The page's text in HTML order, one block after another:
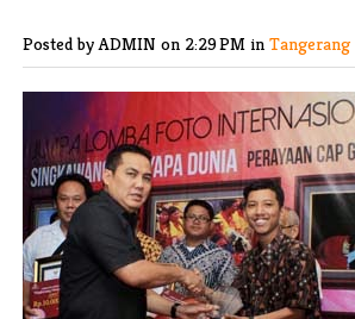
Posted by ADMIN on 2:29 PM in Tangerang